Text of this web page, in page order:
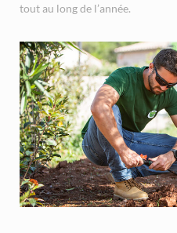
tout au long de l’année.